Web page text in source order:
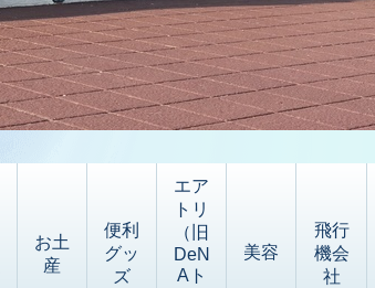
お土
産
便利
グッ
ズ
エア
トリ
（旧
DeN
Aト
美容
飛行
機会
社